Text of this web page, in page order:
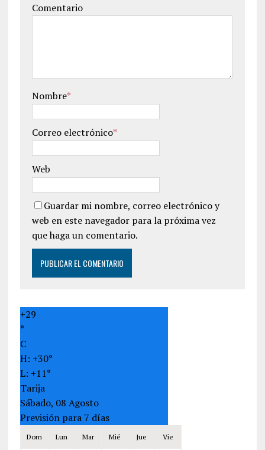
Comentario
Nombre*
Correo electrónico*
Web
Guardar mi nombre, correo electrónico y
web en este navegador para la próxima vez
que haga un comentario.
+29
°
C
H: +30°
L: +11°
Tarija
Sábado, 08 Agosto
Previsión para 7 días
Dom Lun Mar Mié Jue Vie